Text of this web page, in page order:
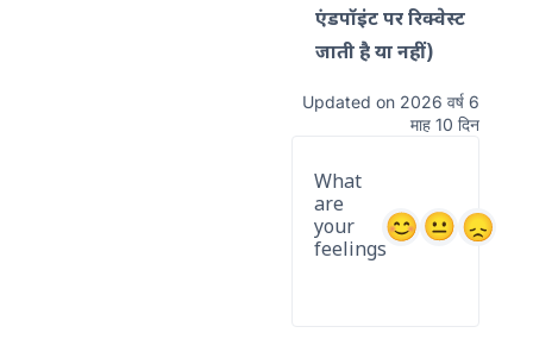
एंडपॉइंट पर रिक्वेस्ट
जाती है या नहीं)
Updated on 2026 वर्ष 6
माह 10 दिन
What
are
your
feelings